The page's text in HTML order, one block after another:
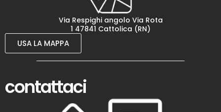
Via Respighi angolo Via Rota
1 47841 Cattolica (RN)
USA LA MAPPA
contattaci